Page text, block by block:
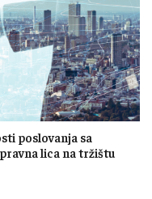
poslovanja sa
lica na tržištu